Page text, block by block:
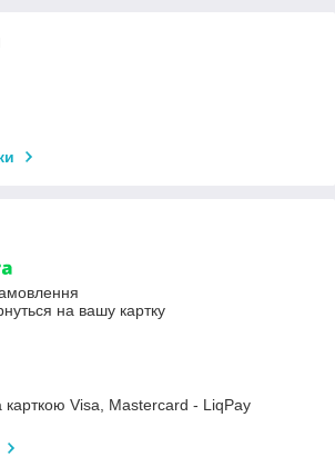
на вашу картку
Visa, Mastercard - LiqPay